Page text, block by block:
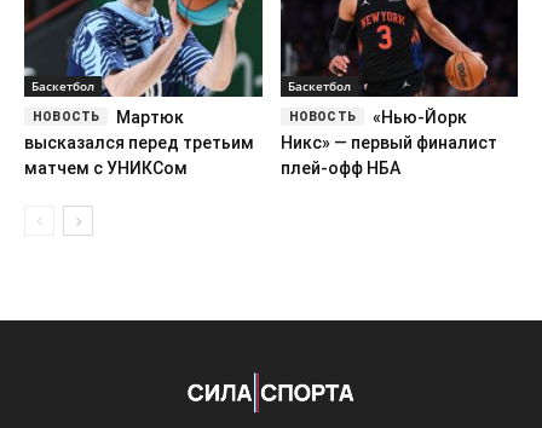
Баскетбол
Мартюк
высказался перед третьим
матчем с УНИКСом
Баскетбол
«Нью-Йорк
Никс» — первый финалист
плей-офф НБА